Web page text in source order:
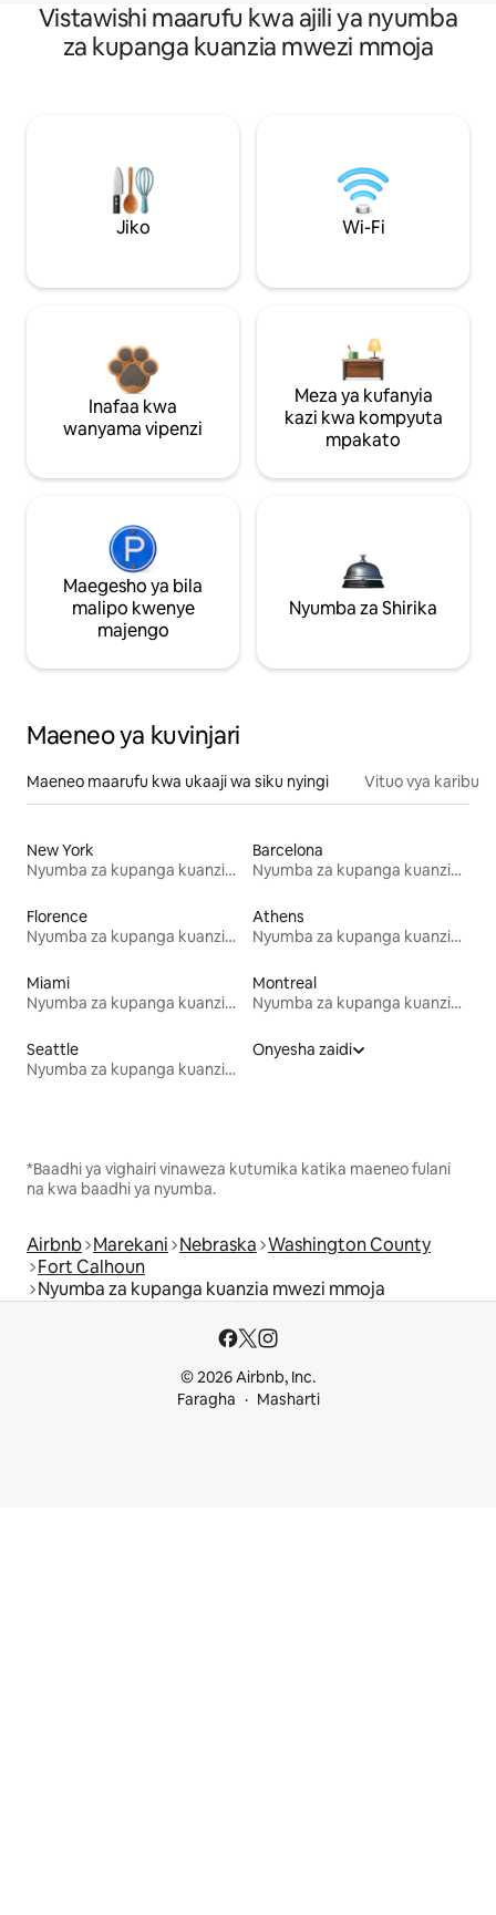
Vistawishi maarufu kwa ajili ya nyumba
za kupanga kuanzia mwezi mmoja
Jiko Wi-Fi
Inafaa kwa
wanyama vipenzi
Meza ya kufanyia
kazi kwa kompyuta
mpakato
Maegesho ya bila
malipo kwenye
majengo
Nyumba za Shirika
Maeneo ya kuvinjari
Maeneo maarufu kwa ukaaji wa siku nyingi Vituo vya karibu
New York
Nyumba za kupanga kuanzia mwezi mmoja
Barcelona
Nyumba za kupanga kuanzia mwezi mmoja
Florence
Nyumba za kupanga kuanzia mwezi mmoja
Athens
Nyumba za kupanga kuanzia mwezi mmoja
Miami
Nyumba za kupanga kuanzia mwezi mmoja
Montreal
Nyumba za kupanga kuanzia mwezi mmoja
Seattle
Nyumba za kupanga kuanzia mwezi mmoja
Onyesha zaidi
*Baadhi ya vighairi vinaweza kutumika katika maeneo fulani
na kwa baadhi ya nyumba.
Airbnb Marekani Nebraska Washington County
Fort Calhoun
Nyumba za kupanga kuanzia mwezi mmoja
© 2026 Airbnb, Inc.
Faragha
Masharti